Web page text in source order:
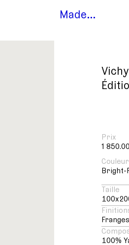
Made…
Prix
1
Couleur
Bright-
Taille
100%